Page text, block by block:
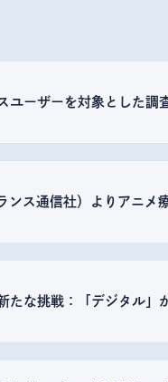
ユーザーを対象とした調
ンス通信社）よりアニメ
たな挑戦：「デジタル」